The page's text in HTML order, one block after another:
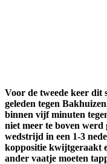
Voor de tweede keer dit
geleden tegen
binnen vijf minuten
niet meer te boven
wedstrijd in een 1-3
koppositie kwijtgeraakt
ander vaatje moeten